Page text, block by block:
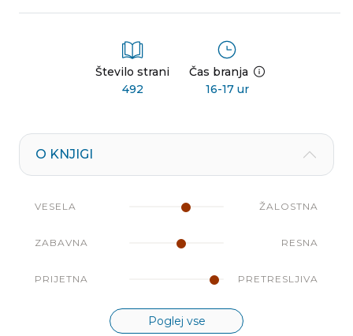
Število strani
492
Čas branja
16-17 ur
O KNJIGI
VESELA ŽALOSTNA
ZABAVNA RESNA
PRIJETNA PRETRESLJIVA
Poglej vse